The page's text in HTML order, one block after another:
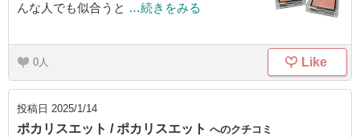
んな人でも似合うと …続きをみる
0 Like
投稿日 2025/1/14
ポカリスエット / ポカリスエット へのクチコミ